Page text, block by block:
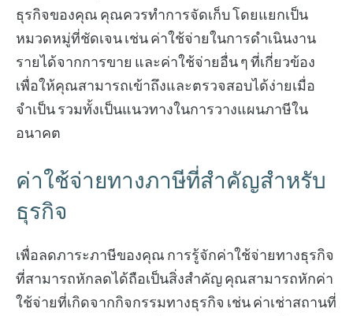
ธุรกิจของคุณ คุณควรทำการจัดเก็บ โดยแยกเป็น
หมวดหมู่ที่ชัดเจน เช่น ค่าใช้จ่ายในการดำเนินงาน
รายได้จากการขาย และค่าใช้จ่ายอื่น ๆ ที่เกี่ยวข้อง
เพื่อให้คุณสามารถเข้าถึงและตรวจสอบได้ง่ายเมื่อ
จำเป็น รวมทั้งเป็นแนวทางในการวางแผนภาษีใน
อนาคต
ค่าใช้จ่ายทางภาษีที่สำคัญสำหรับ
ธุรกิจ
เพื่อลดภาระภาษีของคุณ การรู้จักค่าใช้จ่ายทางธุรกิจ
ที่สามารถหักลดได้ถือเป็นสิ่งสำคัญ คุณสามารถหักค่า
ใช้จ่ายที่เกิดจากกิจกรรมทางธุรกิจ เช่น ค่าเช่าสถานที่